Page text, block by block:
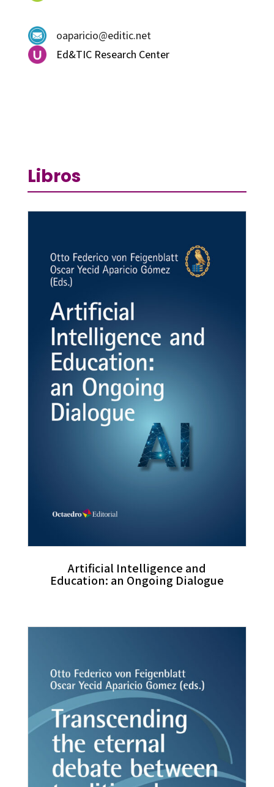
oaparicio@editic.net
Ed&TIC Research Center
Libros
Artificial Intelligence and
Education: an Ongoing Dialogue